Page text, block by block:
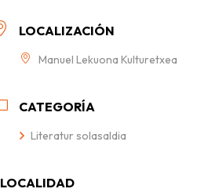
LOCALIZACIÓN
Manuel Lekuona Kulturetxea
CATEGORÍA
Literatur solasaldia
LOCALIDAD